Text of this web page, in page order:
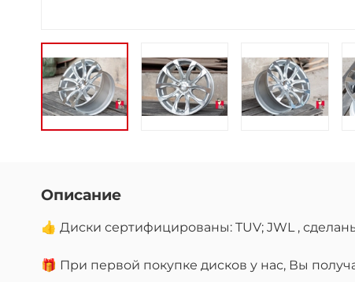
Описание
👍 Диски сертифицированы: TUV; JWL ,
🎁 При первой покупке дисков у нас, Вы